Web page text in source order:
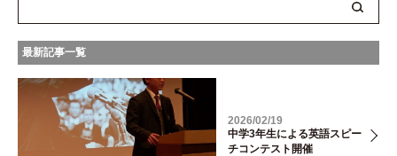
最新記事一覧
2026/02/19
中学3年生による英語スピー
チコンテスト開催